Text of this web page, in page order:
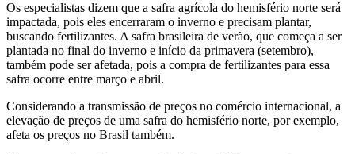
Os especialistas dizem que a safra agrícola do hemisfério norte será
impactada, pois eles encerraram o inverno e precisam plantar,
buscando fertilizantes. A safra brasileira de verão, que começa a ser
plantada no final do inverno e início da primavera (setembro),
também pode ser afetada, pois a compra de fertilizantes para essa
safra ocorre entre março e abril.
Considerando a transmissão de preços no comércio internacional, a
elevação de preços de uma safra do hemisfério norte, por exemplo,
afeta os preços no Brasil também.